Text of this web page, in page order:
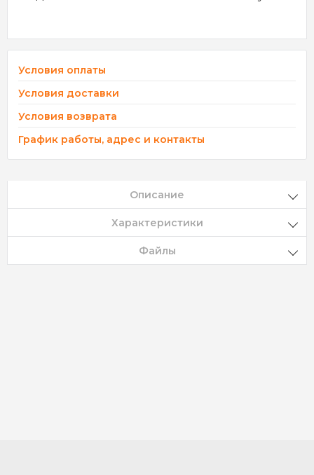
Условия оплаты
Условия доставки
Условия возврата
График работы, адрес и контакты
Описание
Характеристики
Файлы